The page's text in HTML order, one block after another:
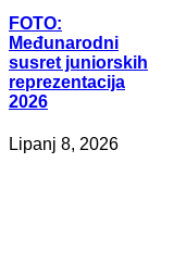
FOTO:
Međunarodni
susret juniorskih
reprezentacija
2026
Lipanj 8, 2026